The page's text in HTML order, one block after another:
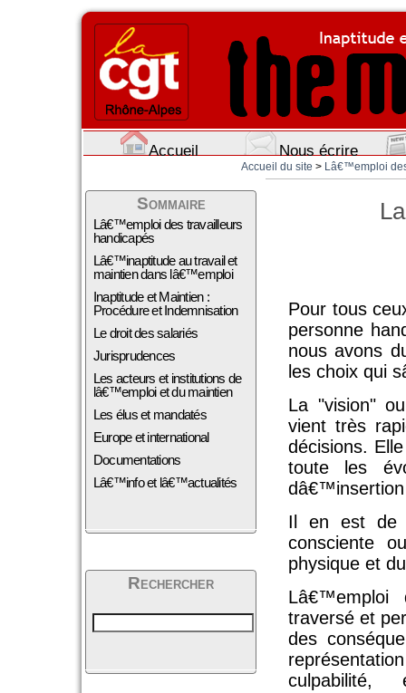
Accueil Nous écrire
Accueil du site > Lâ€™emploi
Sommaire
Lâ€™emploi des travailleurs
handicapés
Lâ€™inaptitude au travail et
maintien dans lâ€™emploi
Inaptitude et Maintien :
Procédure et Indemnisation
Le droit des salariés
Jurisprudences
Les acteurs et institutions de
lâ€™emploi et du maintien
Les élus et mandatés
Europe et international
Documentations
Lâ€™info et lâ€™actualités
Rechercher
Pour tous
personne
nous avons
les choix qui
La "vision"
vient très
décisions.
toute les
dâ€™insertion
Il en est de
consciente
physique et
Lâ€™emploi
traversé et
des